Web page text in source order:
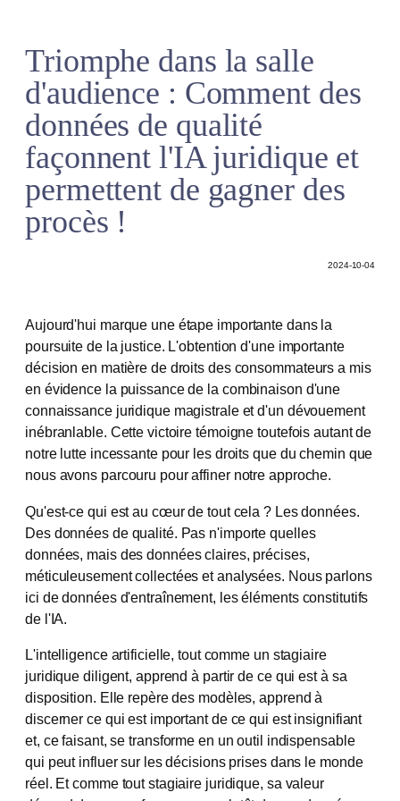
Triomphe dans la salle
d'audience : Comment des
données de qualité
façonnent l'IA juridique et
permettent de gagner des
procès !
2024-10-04
Aujourd'hui marque une étape importante dans la
poursuite de la justice. L'obtention d'une importante
décision en matière de droits des consommateurs a mis
en évidence la puissance de la combinaison d'une
connaissance juridique magistrale et d'un dévouement
inébranlable. Cette victoire témoigne toutefois autant de
notre lutte incessante pour les droits que du chemin que
nous avons parcouru pour affiner notre approche.
Qu'est-ce qui est au cœur de tout cela ? Les données.
Des données de qualité. Pas n'importe quelles
données, mais des données claires, précises,
méticuleusement collectées et analysées. Nous parlons
ici de données d'entraînement, les éléments constitutifs
de l'IA.
L'intelligence artificielle, tout comme un stagiaire
juridique diligent, apprend à partir de ce qui est à sa
disposition. Elle repère des modèles, apprend à
discerner ce qui est important de ce qui est insignifiant
et, ce faisant, se transforme en un outil indispensable
qui peut influer sur les décisions prises dans le monde
réel. Et comme tout stagiaire juridique, sa valeur